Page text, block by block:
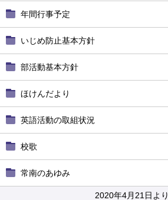
年間行事予定
いじめ防止基本方針
部活動基本方針
ほけんだより
英語活動の取組状況
校歌
常南のあゆみ
2020年4月21日より